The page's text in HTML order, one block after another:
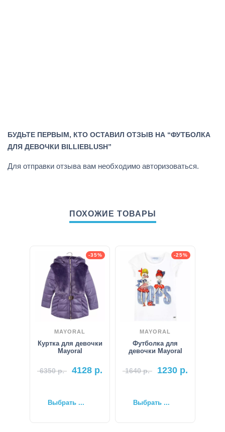
БУДЬТЕ ПЕРВЫМ, КТО ОСТАВИЛ ОТЗЫВ НА “ФУТБОЛКА
ДЛЯ ДЕВОЧКИ BILLIEBLUSH”
Для отправки отзыва вам необходимо авторизоваться.
ПОХОЖИЕ ТОВАРЫ
-35%
MAYORAL
Куртка для девочки
Mayoral
6350р. 4128 р.
Выбрать ...
-25%
MAYORAL
Футболка для
девочки Mayoral
1640р. 1230 р.
Выбрать ...